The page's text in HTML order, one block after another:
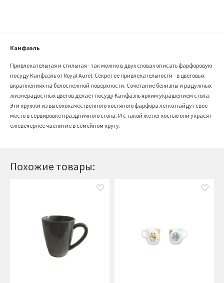
Похожие товары:
Канфаэль
Привлекательная и стильная - так можно в двух словах описать фарфоровую
посуду Канфаэль от Royal Aurel. Секрет ее привлекательности - в цветовых
вкраплениях на белоснежной поверхности. Сочетание белизны и радужных
жизнерадостных цветов делает посуду Канфаэль ярким украшением стола.
Эти кружки из высококачественного костяного фарфора легко найдут свое
место в сервировке праздничного стола. И с такой же легкостью они украсят
ежевечернее чаепитие в семейном кругу.